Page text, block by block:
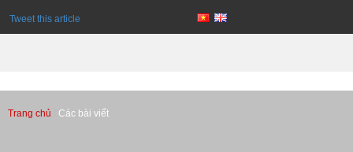
Tweet this article
Trang chủ Các bài viết